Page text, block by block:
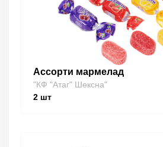
Ассорти мармелад
"КФ "Атаг" Шексна"
2 шт